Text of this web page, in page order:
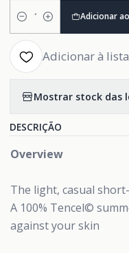
Quantidade
Adicionar
Adicionar à
Mostrar stock das
DESCRIÇÃO
Overview
The light, casual
A 100% Tencel©
against your skin